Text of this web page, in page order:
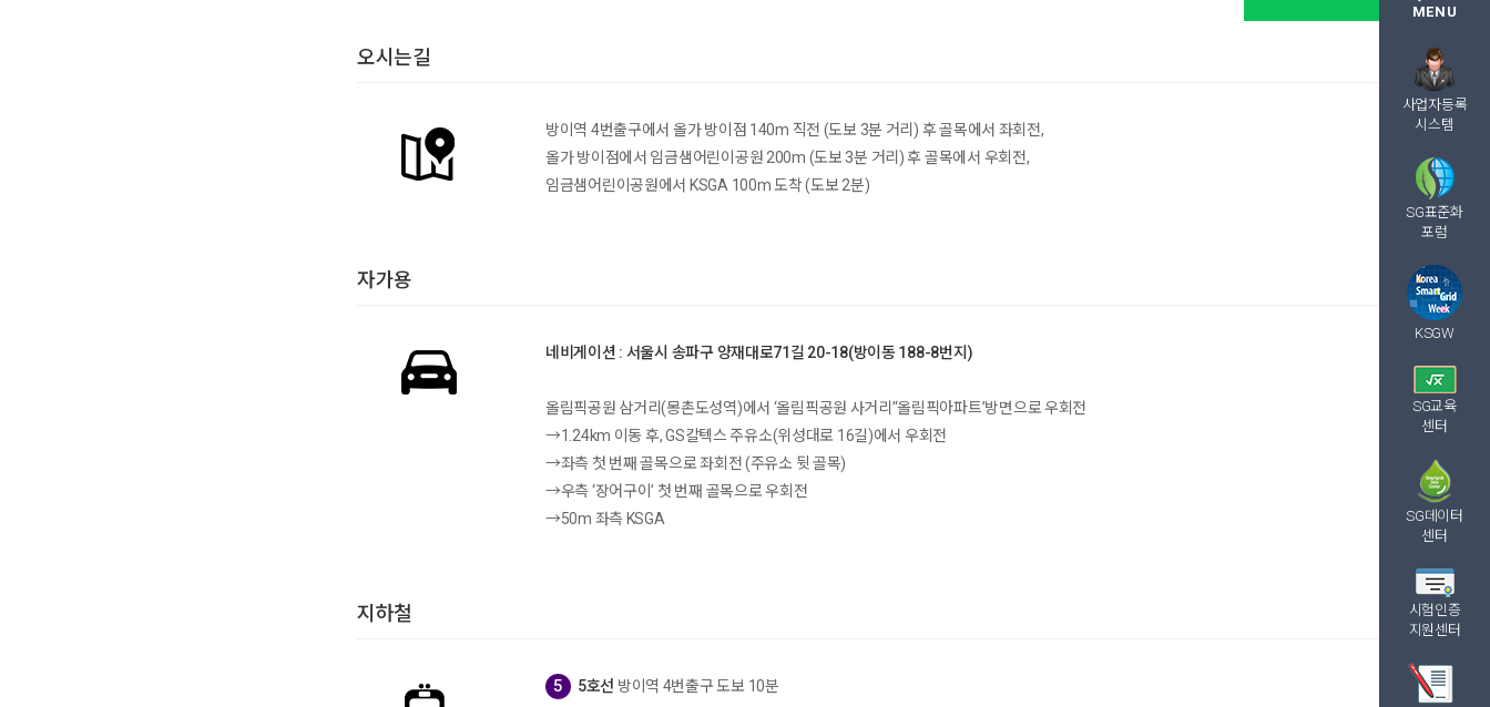
MENU
사업자등록
시스템
SG표준화
포럼
KSGW
SG교육
센터
SG데이터
센터
시험인증
지원센터
오시는길
방이역 4번출구에서 올가 방이점 140m 직전 (도보 3분 거리) 후 골목에서 좌회전,
올가 방이점에서 임금샘어린이공원 200m (도보 3분 거리) 후 골목에서 우회전,
임금샘어린이공원에서 KSGA 100m 도착 (도보 2분)
자가용
네비게이션 : 서울시 송파구 양재대로71길 20-18(방이동 188-8번지)
올림픽공원 삼거리(몽촌도성역)에서 ‘올림픽공원 사거리’‘올림픽아파트’방면으로 우회전
→1.24km 이동 후, GS칼텍스 주유소(위성대로 16길)에서 우회전
→좌측 첫 번째 골목으로 좌회전 (주유소 뒷 골목)
→우측 ‘장어구이’ 첫 번째 골목으로 우회전
→50m 좌측 KSGA
지하철
5호선 방이역 4번출구 도보 10분